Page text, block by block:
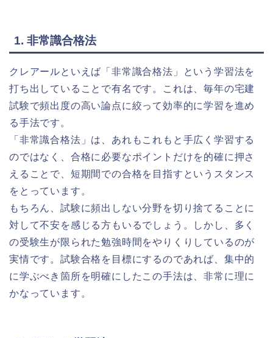
1. 非常識合格法
クレアールといえば「非常識合格法」という学習法を
打ち出していることで有名です。これは、毎年の宅建
試験で頻出度の高い論点に絞って効率的に学習を進め
る手法です。
「非常識合格法」は、あれもこれもと手広く学習する
のではなく、合格に必要なポイントだけを的確に押さ
えることで、短期間での合格を目指すというスタンス
をとっています。
もちろん、試験に頻出しない分野を切り捨てることに
対して不安を感じる方もいるでしょう。しかし、多く
の受験生が限られた勉強時間をやりくりしているのが
実情です。試験合格を目標にするのであれば、集中的
に学ぶべき箇所を明確にしたこの手法は、非常に理に
かなっています。